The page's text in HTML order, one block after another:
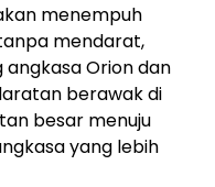
menempuh
mendarat,
Orion dan
berawak di
besar menuju
yang lebih